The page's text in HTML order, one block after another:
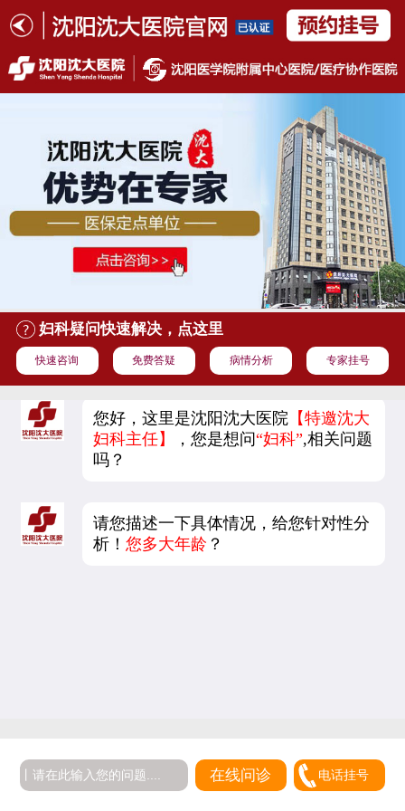
妇科疑问快速解决，点这里
快速咨询 免费答疑 病情分析 专家挂号
您好，这里是沈阳沈大医院 【特邀沈大
妇科主任】
，您是想问“妇科”,相关问题
吗？
请您描述一下具体情况，给您针对性分
析！您多大年龄 ？
在线问诊 电话挂号